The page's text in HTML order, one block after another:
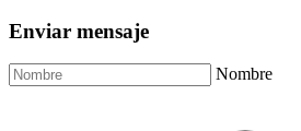
Enviar mensaje
Nombre